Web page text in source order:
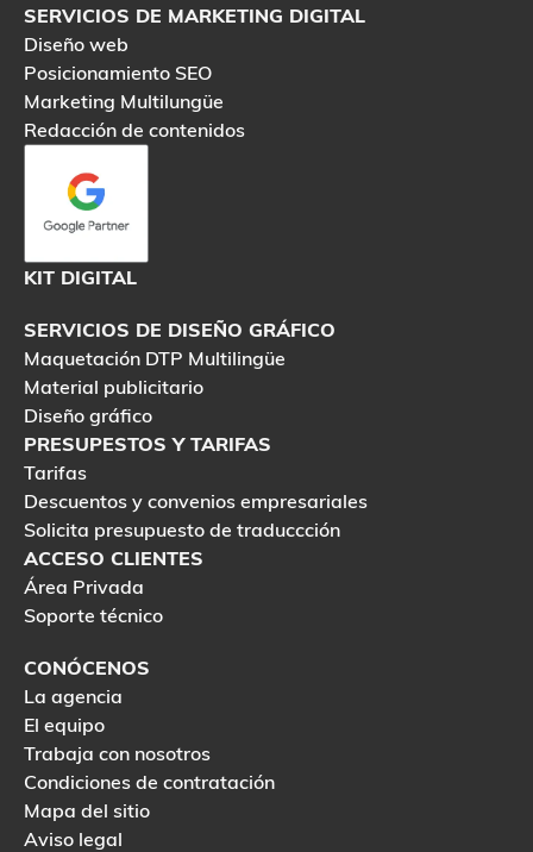
SERVICIOS DE MARKETING DIGITAL
Diseño web
Posicionamiento SEO
Marketing Multilungüe
Redacción de contenidos
KIT DIGITAL
SERVICIOS DE DISEÑO GRÁFICO
Maquetación DTP Multilingüe
Material publicitario
Diseño gráfico
PRESUPESTOS Y TARIFAS
Tarifas
Descuentos y convenios empresariales
Solicita presupuesto de traduccción
ACCESO CLIENTES
Área Privada
Soporte técnico
CONÓCENOS
La agencia
El equipo
Trabaja con nosotros
Condiciones de contratación
Mapa del sitio
Aviso legal